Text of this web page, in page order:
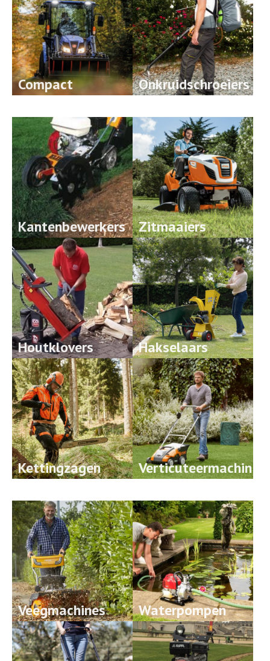
Compact
Onkruidschroeiers
Kantenbewerkers Zitmaaiers
Houtklovers Hakselaars
Kettingzagen
Verticuteermachin
Veegmachines Waterpompen